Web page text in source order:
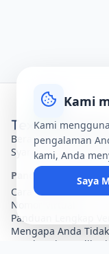
BerandaTentang
Syarat & Ketentuan
Panduan & Artikel
Cara Melindungi
Nomor Virtual
Panduan Lengkap
Mengapa Anda
untuk Setiap Aplikasi?
Kami
Kami
pengalaman
kami, Anda
Saya